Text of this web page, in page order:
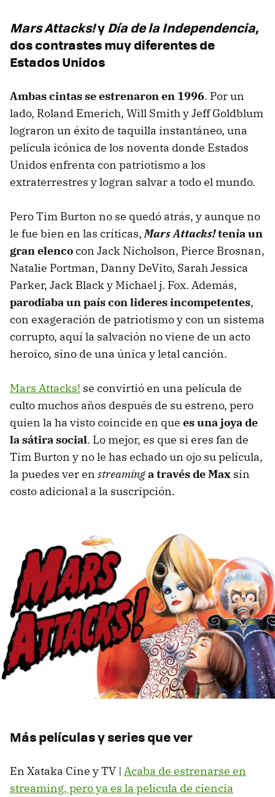
Mars Attacks!yDía de la Independencia,
dos contrastes muy diferentes de
Estados Unidos
Ambas cintas se estrenaron en 1996. Por un
lado, Roland Emerich, Will Smith y Jeff Goldblum
lograron un éxito de taquilla instantáneo, una
película icónica de los noventa donde Estados
Unidos enfrenta con patriotismo a los
extraterrestres y logran salvar a todo el mundo.
Pero Tim Burton no se quedó atrás, y aunque no
le fue bien en las críticas,Mars Attacks!tenía un
gran elencocon Jack Nicholson, Pierce Brosnan,
Natalie Portman, Danny DeVito, Sarah Jessica
Parker, Jack Black y Michael j. Fox. Además,
parodiaba un país con lideres incompetentes,
con exageración de patriotismo y con un sistema
corrupto, aquí la salvación no viene de un acto
heroico, sino de una única y letal canción.
Mars Attacks! se convirtió en una película de
culto muchos años después de su estreno, pero
quien la ha visto coincide en que es una joya de
la sátira social. Lo mejor, es que si eres fan de
Tim Burton y no le has echado un ojo su película,
la puedes ver en streaminga través de Max sin
costo adicional a la suscripción.
Más películas y series que ver
En Xataka Cine y TV | Acaba de estrenarse en
streaming, pero ya es la película de ciencia